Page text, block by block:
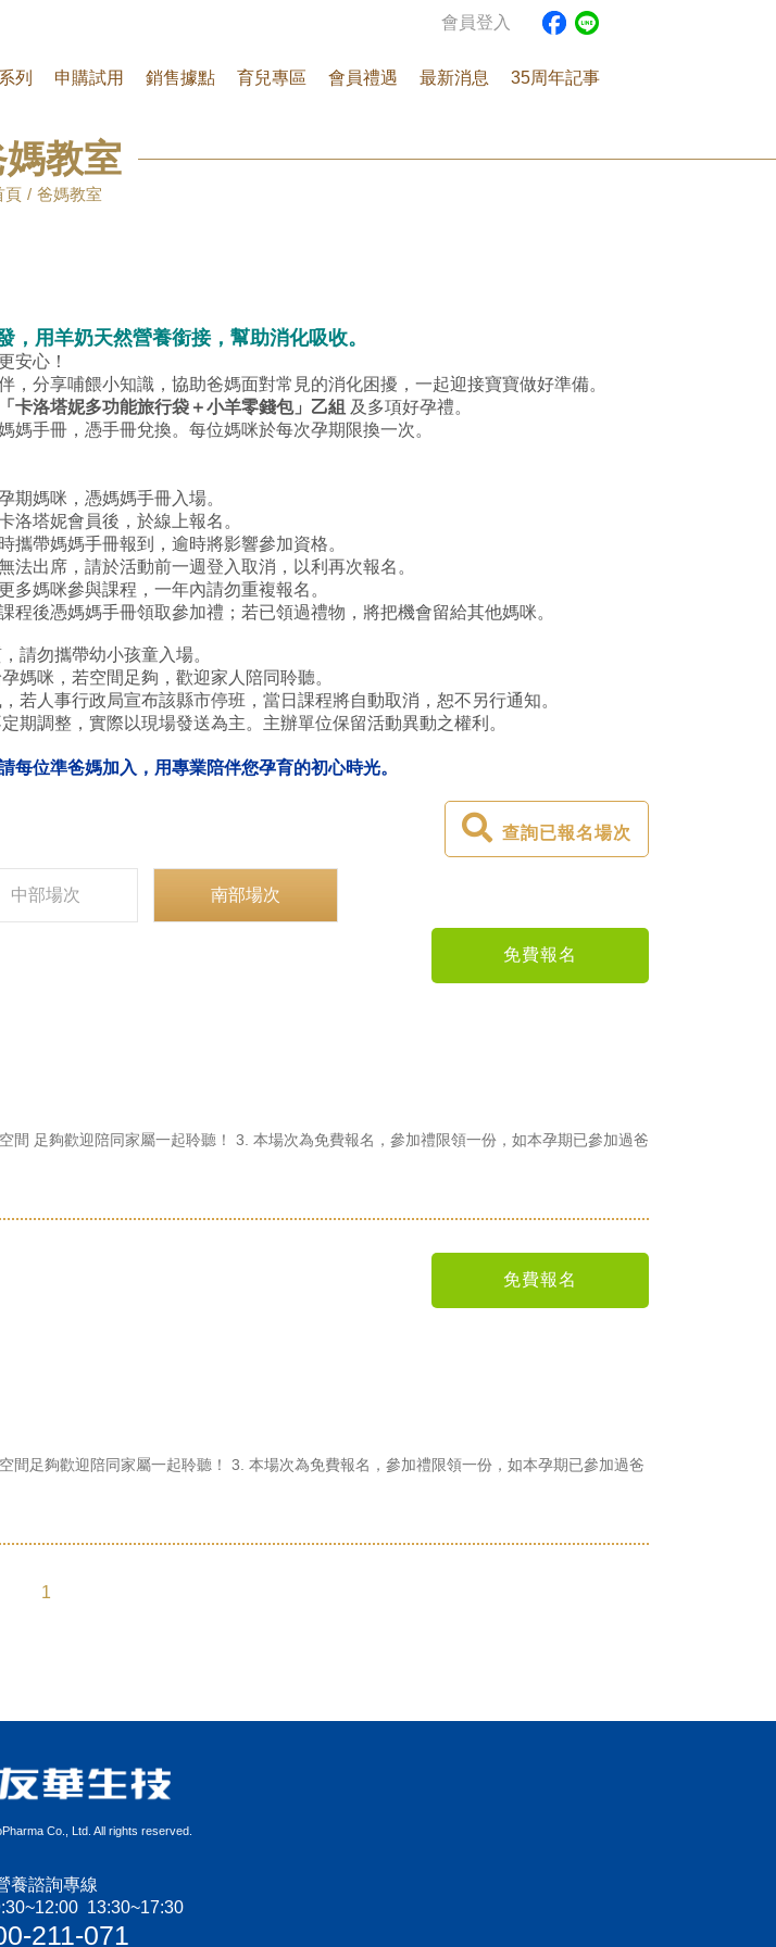
會員登入
列 申購試用 銷售據點 育兒專區 會員禮遇 最新消息 35周年記事
教室
頁 爸媽教室
，用羊奶天然營養銜接，幫助消化吸收。
安心！
，分享哺餵小知識，協助爸媽面對常見的消化困擾，一起迎接寶寶做好準備。
「卡洛塔妮多功能旅行袋＋小羊零錢包」乙組 及多項好孕禮。
媽手冊，憑手冊兌換。每位媽咪於每次孕期限換一次。
期媽咪，憑媽媽手冊入場。
洛塔妮會員後，於線上報名。
攜帶媽媽手冊報到，逾時將影響參加資格。
無法出席，請於活動前一週登入取消，以利再次報名。
多媽咪參與課程，一年內請勿重複報名。
課程後憑媽媽手冊領取參加禮；若已領過禮物，將把機會留給其他媽咪。
請勿攜帶幼小孩童入場。
媽咪，若空間足夠，歡迎家人陪同聆聽。
若人事行政局宣布該縣市停班，當日課程將自動取消，恕不另行通知。
期調整，實際以現場發送為主。主辦單位保留活動異動之權利。
每位準爸媽加入，用專業陪伴您孕育的初心時光。
查詢已報名場次
中部場次 南部場次
足夠歡迎陪同家屬一起聆聽！ 3. 本場次為免費報名，參加禮限領一份，如本孕期已參加過爸
免費報名
足夠歡迎陪同家屬一起聆聽！ 3. 本場次為免費報名，參加禮限領一份，如本孕期已參加過爸
免費報名
1
Co., Ltd. All rights reserved.
養諮詢專線
13:30~17:30
211-071